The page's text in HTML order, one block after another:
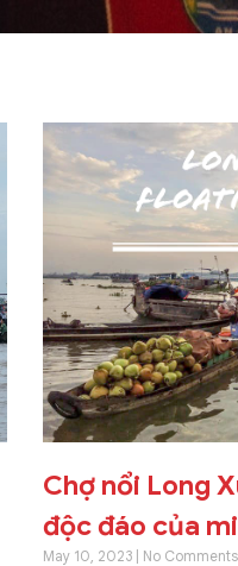
Chợ nổi Long
độc đáo của
May 10, 2023 No Comments